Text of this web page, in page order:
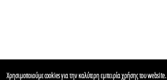
Χρησιμοποιούμε cookies για την καλύτερη εμπειρία χρήσης του website.